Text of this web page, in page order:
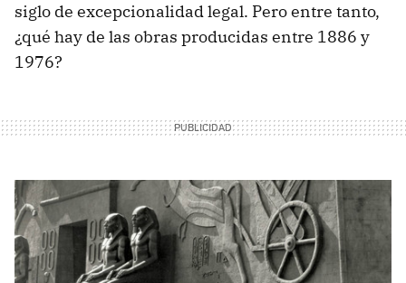
siglo de excepcionalidad legal. Pero entre tanto,
¿qué hay de las obras producidas entre 1886 y
1976?